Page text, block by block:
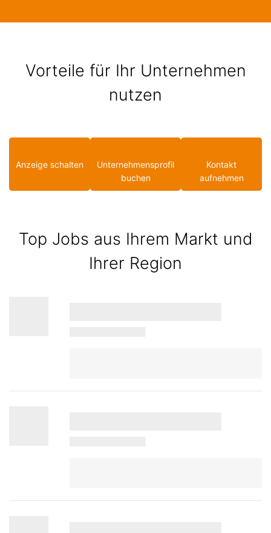
Vorteile für Ihr Unternehmen
nutzen
Anzeige schalten
Unternehmensprofil
buchen
Kontakt
aufnehmen
Top Jobs aus Ihrem Markt und
Ihrer Region